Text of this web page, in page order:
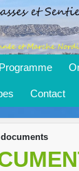
Programme
Contact
des cookies